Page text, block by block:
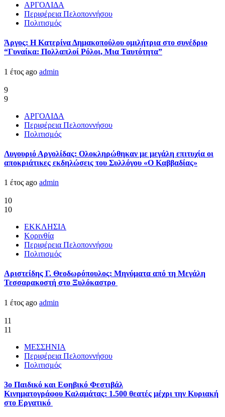
ΑΡΓΟΛΙΔΑ
Περιφέρεια Πελοποννήσου
Πολιτισμός
Άργος: Η Κατερίνα Δημακοπούλου ομιλήτρια στο συνέδριο
“Γυναίκα: Πολλαπλοί Ρόλοι, Μια Ταυτότητα”
1 έτος ago admin
9
9
ΑΡΓΟΛΙΔΑ
Περιφέρεια Πελοποννήσου
Πολιτισμός
Λυγουριό Αργολίδας: Ολοκληρώθηκαν με μεγάλη επιτυχία οι
αποκριάτικες εκδηλώσεις του Συλλόγου «Ο Καββαδίας»
1 έτος ago admin
10
10
ΕΚΚΛΗΣΙΑ
Κορινθία
Περιφέρεια Πελοποννήσου
Πολιτισμός
Αριστείδης Γ. Θεοδωρόπουλος: Μηνύματα από τη Μεγάλη
Τεσσαρακοστή στο Ξυλόκαστρο
1 έτος ago admin
11
11
ΜΕΣΣΗΝΙΑ
Περιφέρεια Πελοποννήσου
Πολιτισμός
3ο Παιδικό και Εφηβικό Φεστιβάλ
Κινηματογράφου Καλαμάτας: 1.500 θεατές μέχρι την Κυριακή
στο Εργατικό